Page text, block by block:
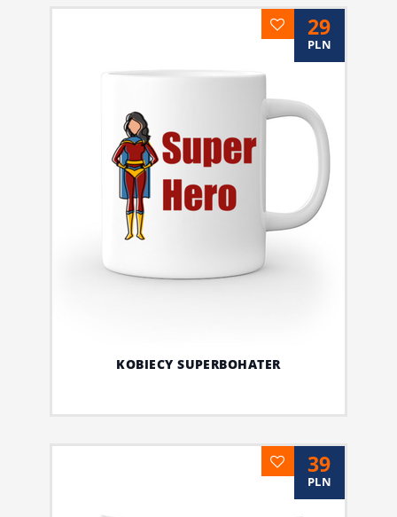
29
PLN
KOBIECY SUPERBOHATER
39
PLN